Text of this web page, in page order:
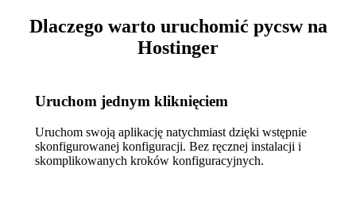
Dlaczego warto uruchomić pycsw na
Hostinger
Uruchom jednym kliknięciem
Uruchom swoją aplikację natychmiast dzięki wstępnie
skonfigurowanej konfiguracji. Bez ręcznej instalacji i
skomplikowanych kroków konfiguracyjnych.